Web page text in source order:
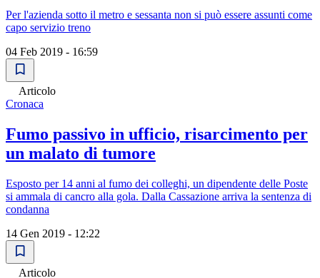
Per l'azienda sotto il metro e sessanta non si può essere assunti come
capo servizio treno
04 Feb 2019 - 16:59
Articolo
Cronaca
Fumo passivo in ufficio, risarcimento per
un malato di tumore
Esposto per 14 anni al fumo dei colleghi, un dipendente delle Poste
si ammala di cancro alla gola. Dalla Cassazione arriva la sentenza di
condanna
14 Gen 2019 - 12:22
Articolo